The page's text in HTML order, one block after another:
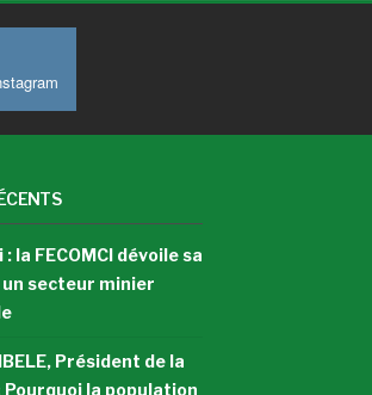
la FECOMCI dévoile sa
secteur minier
Président de la
Pourquoi la population